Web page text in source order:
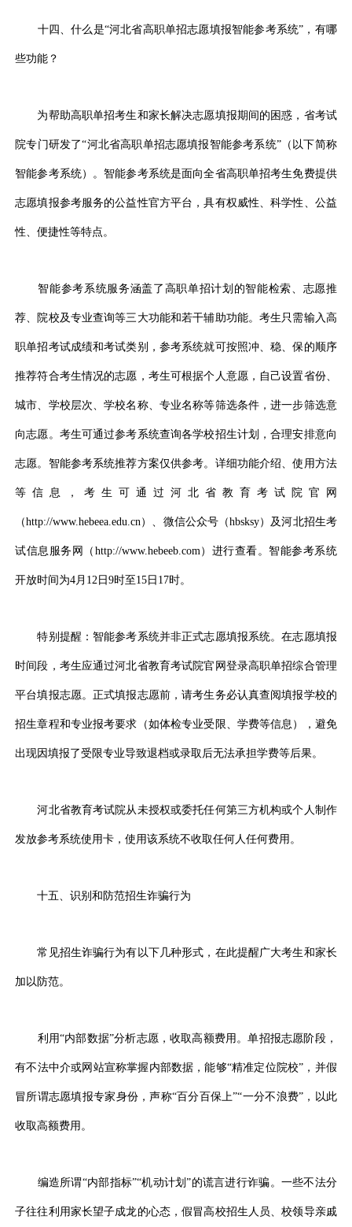
十四、什么是“河北省高职单招志愿填报智能参考系统”，有哪
些功能？
为帮助高职单招考生和家长解决志愿填报期间的困惑，省考试
院专门研发了“河北省高职单招志愿填报智能参考系统”（以下简称
智能参考系统）。智能参考系统是面向全省高职单招考生免费提供
志愿填报参考服务的公益性官方平台，具有权威性、科学性、公益
性、便捷性等特点。
智能参考系统服务涵盖了高职单招计划的智能检索、志愿推
荐、院校及专业查询等三大功能和若干辅助功能。考生只需输入高
职单招考试成绩和考试类别，参考系统就可按照冲、稳、保的顺序
推荐符合考生情况的志愿，考生可根据个人意愿，自己设置省份、
城市、学校层次、学校名称、专业名称等筛选条件，进一步筛选意
向志愿。考生可通过参考系统查询各学校招生计划，合理安排意向
志愿。智能参考系统推荐方案仅供参考。详细功能介绍、使用方法
等信息，考生可通过河北省教育考试院官网
（http://www.hebeea.edu.cn）、微信公众号（hbsksy）及河北招生考
试信息服务网（http://www.hebeeb.com）进行查看。智能参考系统
开放时间为4月12日9时至15日17时。
特别提醒：智能参考系统并非正式志愿填报系统。在志愿填报
时间段，考生应通过河北省教育考试院官网登录高职单招综合管理
平台填报志愿。正式填报志愿前，请考生务必认真查阅填报学校的
招生章程和专业报考要求（如体检专业受限、学费等信息），避免
出现因填报了受限专业导致退档或录取后无法承担学费等后果。
河北省教育考试院从未授权或委托任何第三方机构或个人制作
发放参考系统使用卡，使用该系统不收取任何人任何费用。
十五、识别和防范招生诈骗行为
常见招生诈骗行为有以下几种形式，在此提醒广大考生和家长
加以防范。
利用“内部数据”分析志愿，收取高额费用。单招报志愿阶段，
有不法中介或网站宣称掌握内部数据，能够“精准定位院校”，并假
冒所谓志愿填报专家身份，声称“百分百保上”“一分不浪费”，以此
收取高额费用。
编造所谓“内部指标”“机动计划”的谎言进行诈骗。一些不法分
子往往利用家长望子成龙的心态，假冒高校招生人员、校领导亲戚